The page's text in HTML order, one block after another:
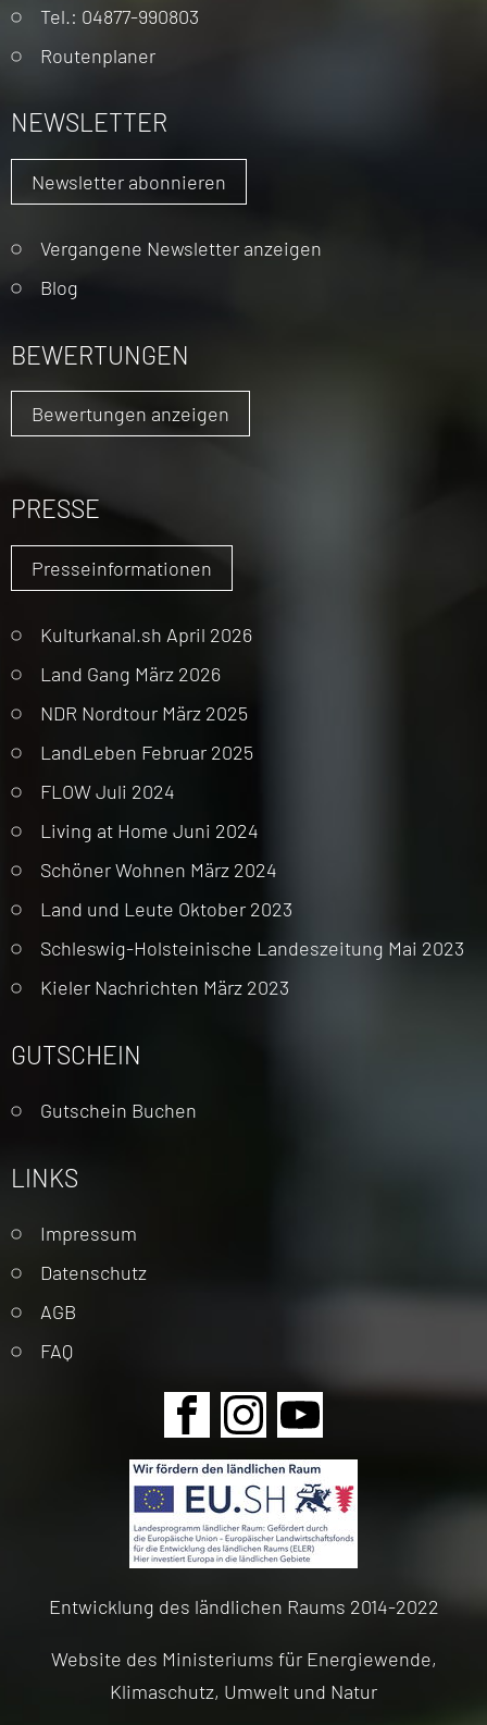
Tel.: 04877-990803
Routenplaner
NEWSLETTER
Newsletter abonnieren
Vergangene Newsletter anzeigen
Blog
BEWERTUNGEN
Bewertungen anzeigen
PRESSE
Presseinformationen
Kulturkanal.sh April 2026
Land Gang März 2026
NDR Nordtour März 2025
LandLeben Februar 2025
FLOW Juli 2024
Living at Home Juni 2024
Schöner Wohnen März 2024
Land und Leute Oktober 2023
Schleswig-Holsteinische Landeszeitung Mai 2023
Kieler Nachrichten März 2023
GUTSCHEIN
Gutschein Buchen
LINKS
Navigation
überspringen
Impressum
Datenschutz
AGB
FAQ
Navigation
überspringen
Entwicklung des ländlichen Raums 2014-2022
Website des Ministeriums für Energiewende,
Klimaschutz, Umwelt und Natur